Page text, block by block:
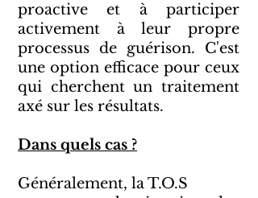
proactive et à participer
activement à leur propre
processus de guérison. C'est
une option efficace pour ceux
qui cherchent un traitement
axé sur les résultats.
Dans quels cas ?
Généralement, la T.O.S